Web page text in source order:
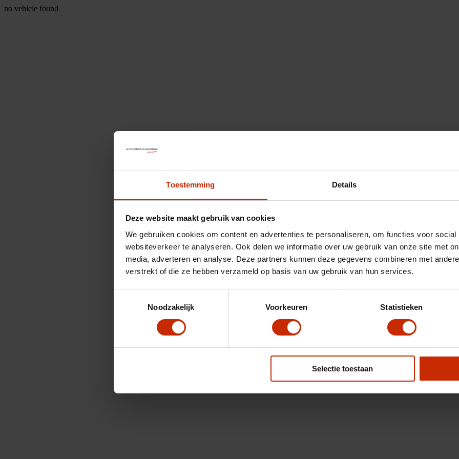
Toestemming Details
Deze website maakt gebruik van cookies
We gebruiken cookies om content en advertenties te personaliseren, om functies voor
websiteverkeer te analyseren. Ook delen we informatie over uw gebruik van onze site met
media, adverteren en analyse. Deze partners kunnen deze gegevens combineren met
verstrekt of die ze hebben verzameld op basis van uw gebruik van hun services.
Noodzakelijk
Voorkeuren Statistieken
Selectie toestaan
no vehicle found